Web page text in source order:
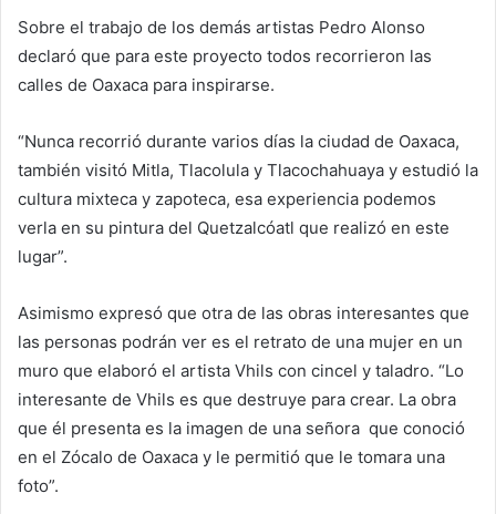
Sobre el trabajo de los demás artistas Pedro Alonso
declaró que para este proyecto todos recorrieron las
calles de Oaxaca para inspirarse.
“Nunca recorrió durante varios días la ciudad de Oaxaca,
también visitó Mitla, Tlacolula y Tlacochahuaya y estudió la
cultura mixteca y zapoteca, esa experiencia podemos
verla en su pintura del Quetzalcóatl que realizó en este
lugar”.
Asimismo expresó que otra de las obras interesantes que
las personas podrán ver es el retrato de una mujer en un
muro que elaboró el artista Vhils con cincel y taladro. “Lo
interesante de Vhils es que destruye para crear. La obra
que él presenta es la imagen de una señora que conoció
en el Zócalo de Oaxaca y le permitió que le tomara una
foto”.